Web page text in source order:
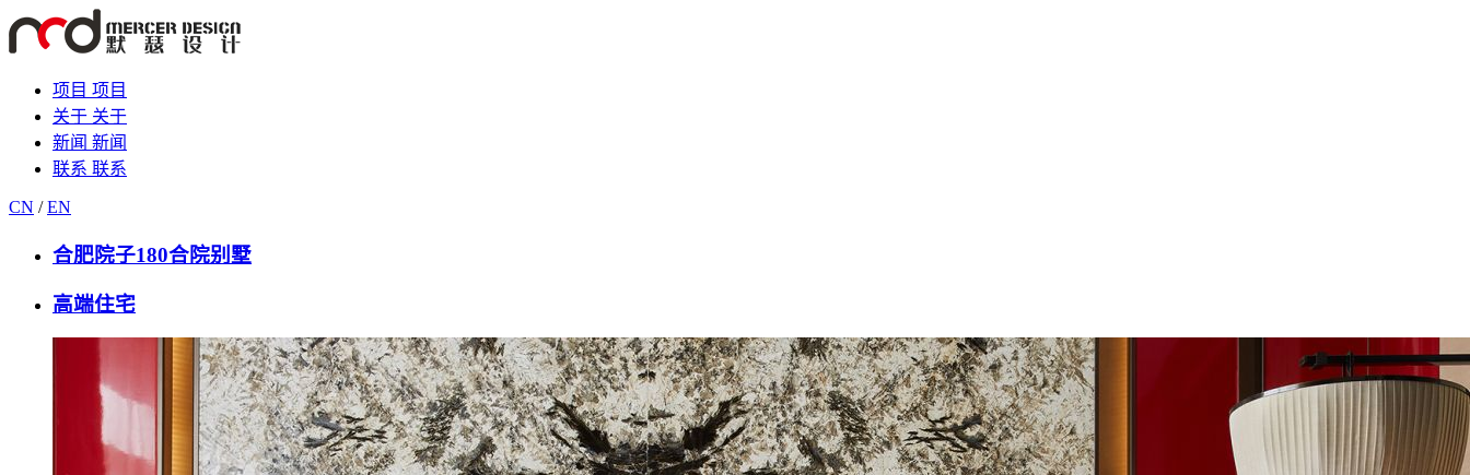
项目 项目
关于 关于
新闻 新闻
联系 联系
CN / EN
合肥院子180合院别墅
高端住宅